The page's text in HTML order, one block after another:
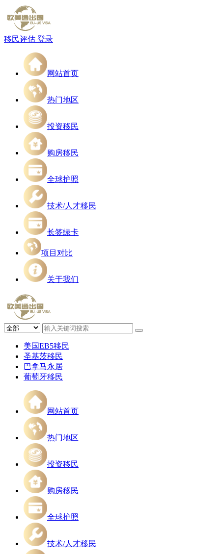
移民评估 登录
网站首页
热门地区
投资移民
购房移民
全球护照
技术/人才移民
长签绿卡
项目对比
关于我们
美国EB5移民
圣基茨移民
巴拿马永居
葡萄牙移民
网站首页
热门地区
投资移民
购房移民
全球护照
技术/人才移民